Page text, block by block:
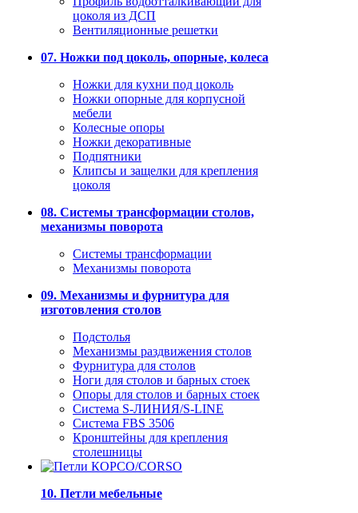
цоколя из ДСП
Вентиляционные решетки
07. Ножки под цоколь, опорные, колеса
Ножки для кухни под цоколь
Ножки опорные для корпусной
мебели
Колесные опоры
Ножки декоративные
Подпятники
Клипсы и защелки для крепления
цоколя
08. Системы трансформации столов,
механизмы поворота
Системы трансформации
Механизмы поворота
09. Механизмы и фурнитура для
изготовления столов
Подстолья
Механизмы раздвижения столов
Фурнитура для столов
Ноги для столов и барных стоек
Опоры для столов и барных стоек
Система S-ЛИНИЯ/S-LINE
Система FBS 3506
Кронштейны для крепления
столешницы
10. Петли мебельные